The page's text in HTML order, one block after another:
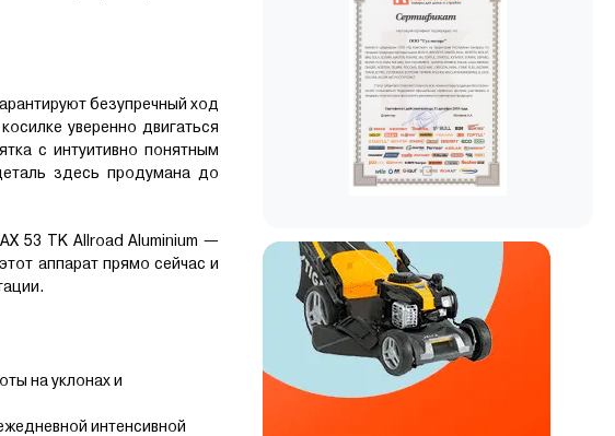
безупречный ход
уверенно двигаться
с интуитивно понятным
здесь продумана до
53 TK Allroad Aluminium —
аппарат прямо сейчас и
на уклонах и
интенсивной